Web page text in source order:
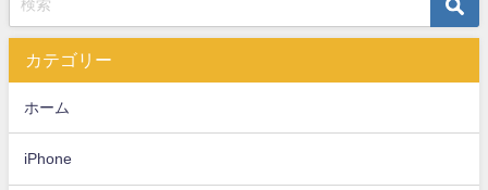
カテゴリー
ホーム
iPhone